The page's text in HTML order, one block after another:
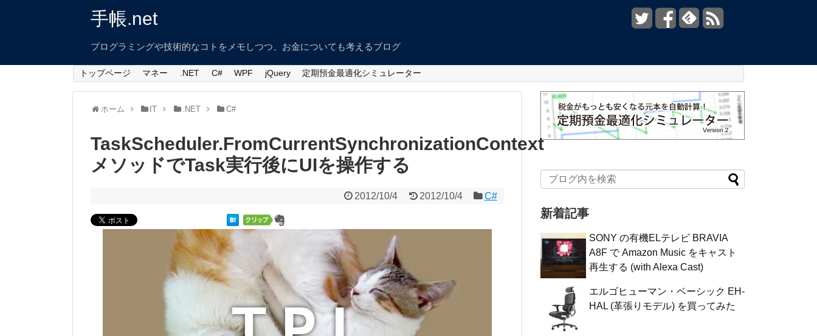
手帳.net
プログラミングや技術的なコトをメモしつつ、お金についても考えるブログ
トップページ マネー .NET C# WPF jQuery 定期預金最適化シミュレーター
ホーム IT .NET C#
TaskScheduler.FromCurrentSynchronizationContext
メソッドでTask実行後にUIを操作する
2012/10/4 2012/10/4 C#
新着記事
SONY の有機ELテレビ BRAVIA
A8F で Amazon Music をキャスト
再生する (with Alexa Cast)
エルゴヒューマン・ベーシック EH-
HAL (革張りモデル) を買ってみた